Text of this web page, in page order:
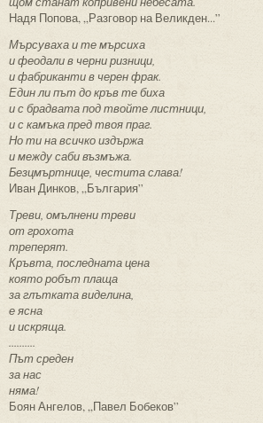
Надя Попова, „Разговор на Великден...”
Мърсуваха и те мърсиха
и феодали в черни ризници,
и фабриканти в черен фрак.
Един ли път до кръв те биха
и с брадвата под твойте листници,
и с камъка пред твоя праг.
Но ти на всичко издържа
и между саби възмъжа.
Безцмъртнице, честита слава!
Иван Динков, „България”
Треви, омълнени треви
от грохота
треперят.
Кръвта, последната цена
която робът плаща
за глътката виделина,
е ясна
и искряща.
..........
Път среден
за нас
няма!
Боян Ангелов, „Павел Бобеков”